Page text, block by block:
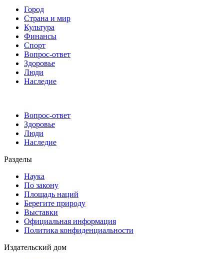
Город
Страна и мир
Культура
Финансы
Спорт
Вопрос-ответ
Здоровье
Люди
Наследие
Вопрос-ответ
Здоровье
Люди
Наследие
Разделы
Наука
По закону
Площадь наций
Берегите природу
Выставки
Официальная информация
Политика конфиденциальности
Издательский дом